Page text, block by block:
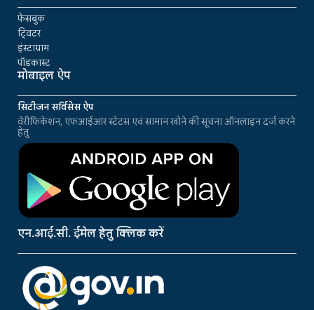
फेसबुक
ट्विटर
इंस्टाग्राम
पॉडकास्ट
मोबाइल ऐप
सिटीजन सर्विसेस ऐप
वेरीफिकेशन, एफआईआर स्टेटस एवं सामान खोने की सूचना ऑनलाइन दर्ज करने
हेतु
एन.आई.सी. ईमेल हेतु क्लिक करें